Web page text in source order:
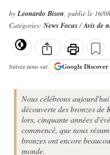
byLeonardo Bison, publié le 16/
Catégories:News Focus/Avis de
Suivez-nous sur GoogleDiscover
Nous célébrons
découverte des bronzes
lors, cinquante années
commencé, que nous
bronzes ont encore
monde.